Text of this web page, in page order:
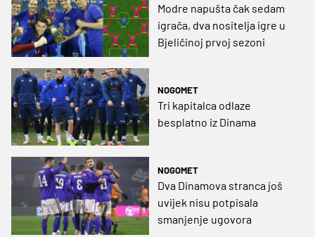
Modre napušta čak sedam
igrača, dva nositelja igre u
Bjeličinoj prvoj sezoni
NOGOMET
Tri kapitalca odlaze
besplatno iz Dinama
NOGOMET
Dva Dinamova stranca još
uvijek nisu potpisala
smanjenje ugovora